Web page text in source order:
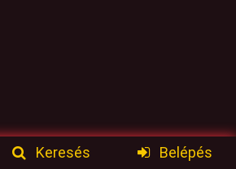
Keresés Belépés